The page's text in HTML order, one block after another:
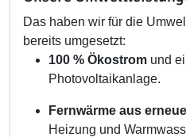
Das haben wir für die
bereits umgesetzt:
100 % Ökostrom und
Photovoltaikanlage.
Fernwärme aus
Heizung und